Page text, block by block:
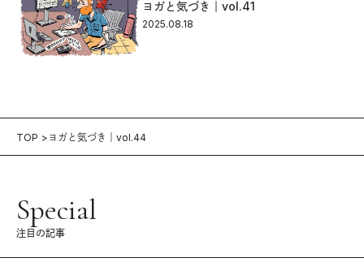
ヨガと気づき｜vol.41
2025.08.18
TOP ヨガと気づき｜vol.44
Special
注目の記事